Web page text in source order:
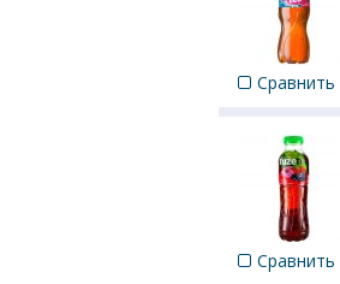
Сравнить
Сравнить